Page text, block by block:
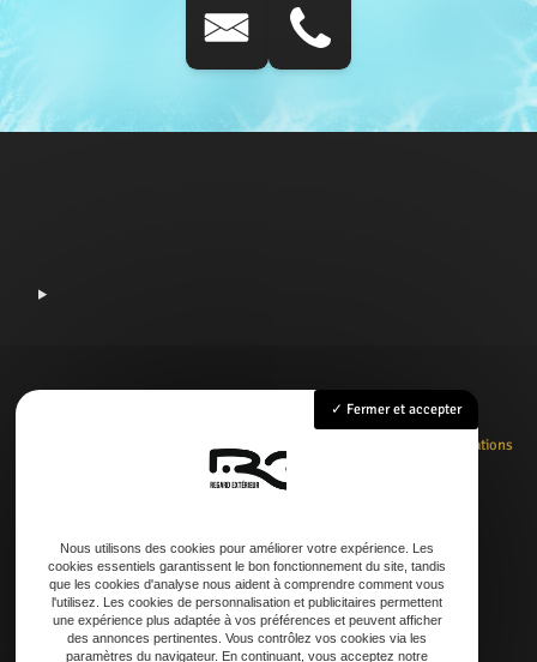
Entretien
Nos réalisations
Contact
Adresse
21 AVENUE DE LAOUADIE, 40600 Biscarrosse
Fermer et accepter
Nous utilisons des cookies pour améliorer votre expérience. Les
cookies essentiels garantissent le bon fonctionnement du site, tandis
que les cookies d'analyse nous aident à comprendre comment vous
l'utilisez. Les cookies de personnalisation et publicitaires permettent
une expérience plus adaptée à vos préférences et peuvent afficher
des annonces pertinentes. Vous contrôlez vos cookies via les
paramètres du navigateur. En continuant, vous acceptez notre